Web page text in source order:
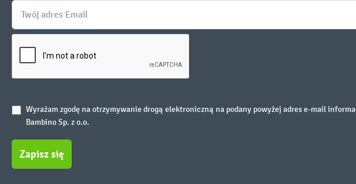
Wyrażam zgodę na otrzymywanie drogą elektroniczną na podany powyżej adres e-mail
Bambino Sp. z o.o.
Zapisz się